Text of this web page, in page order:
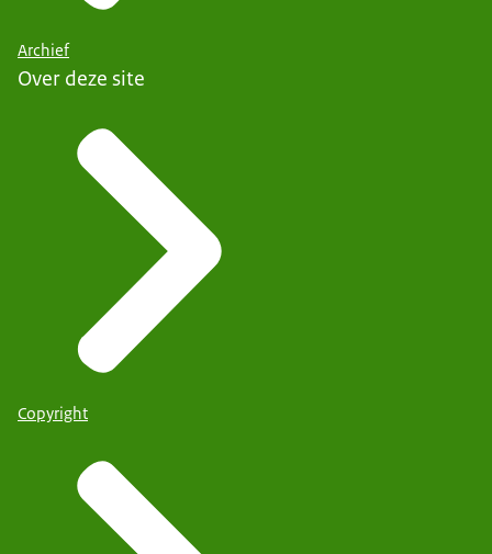
Archief
Over deze site
Copyright